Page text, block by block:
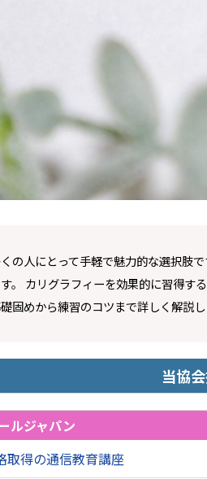
の人にとって手軽で魅力的な選択肢
。 カリグラフィーを効果的に習得
固めから練習のコツまで詳しく解説し
当協
ルジャパン
取得の通信教育講座